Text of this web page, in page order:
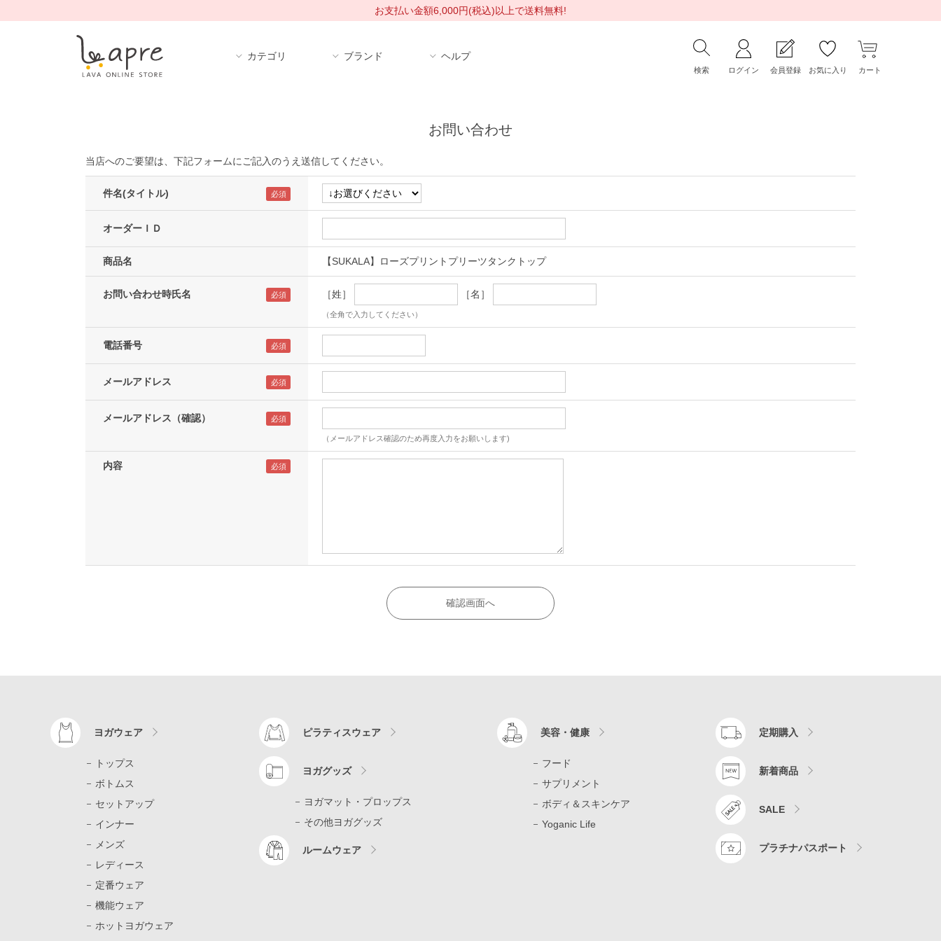
お支払い金額6,000円(税込)以上で送料無料!
カテゴリ ブランド ヘルプ
検索 ログイン 会員登録 お気に入り カート
お問い合わせ
当店へのご要望は、下記フォームにご記入のうえ送信してください。
件名(タイトル)
オーダーＩＤ
商品名 【SUKALA】ローズプリントプリーツタンクトップ
お問い合わせ時氏名 ［姓］ ［名］
（全角で入力してください）
電話番号
メールアドレス
メールアドレス（確認）
（メールアドレス確認のため再度入力をお願いします)
内容
ヨガウェア
トップス
ボトムス
セットアップ
インナー
メンズ
レディース
定番ウェア
機能ウェア
ホットヨガウェア
ピラティスウェア
ヨガグッズ
ヨガマット・プロップス
その他ヨガグッズ
ルームウェア
美容・健康
フード
サプリメント
ボディ＆スキンケア
Yoganic Life
定期購入
新着商品
SALE
プラチナパスポート